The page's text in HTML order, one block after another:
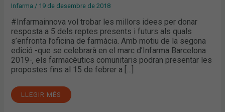
Infarma / 19 de desembre de 2018
#Infarmainnova vol trobar les millors idees per donar
resposta a 5 dels reptes presents i futurs als quals
s’enfronta l’oficina de farmàcia. Amb motiu de la segona
edició -que se celebrarà en el marc d’Infarma Barcelona
2019-, els farmacèutics comunitaris podran presentar les
propostes fins al 15 de febrer a […]
LLEGIR MÉS